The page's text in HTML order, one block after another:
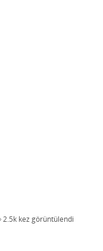
2.5k kez görüntülendi